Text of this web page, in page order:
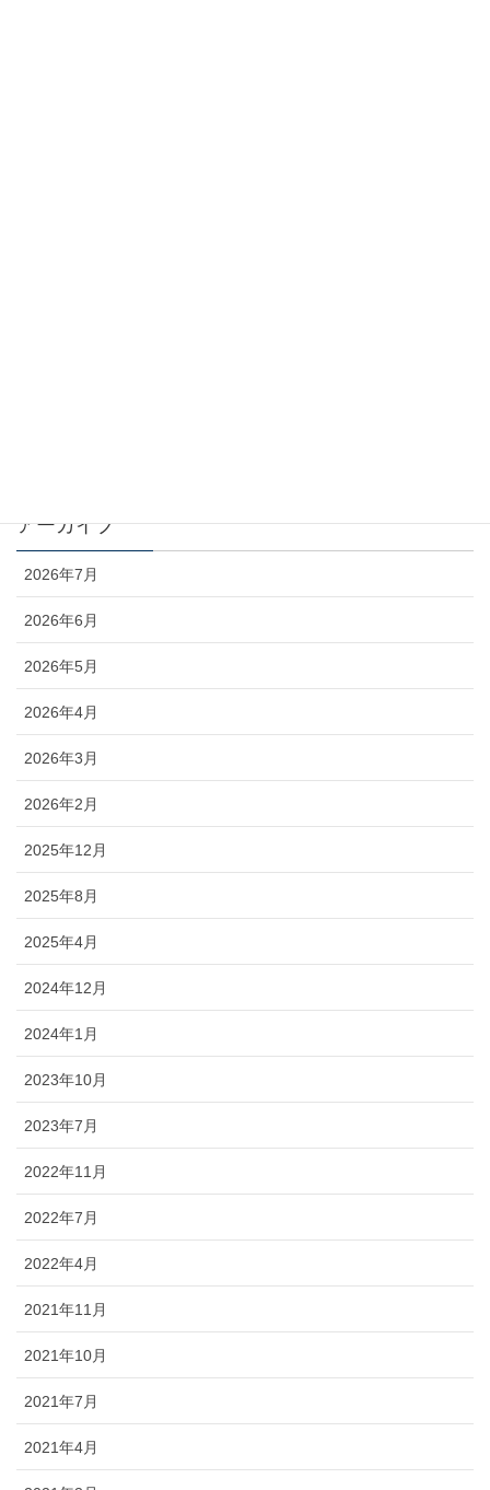
アーカイブ
2026年7月
2026年6月
2026年5月
2026年4月
2026年3月
2026年2月
2025年12月
2025年8月
2025年4月
2024年12月
2024年1月
2023年10月
2023年7月
2022年11月
2022年7月
2022年4月
2021年11月
2021年10月
2021年7月
2021年4月